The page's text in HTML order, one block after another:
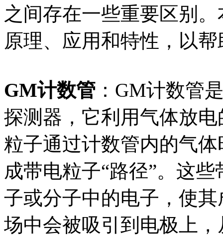
之间存在一些重要区别
原理、应用和特性，以
GM计数管 ：GM计数管
探测器，它利用气体放
粒子通过计数管内的气
成带电粒子“路径”。这
子或分子中的电子，使
场中会被吸引到电极上